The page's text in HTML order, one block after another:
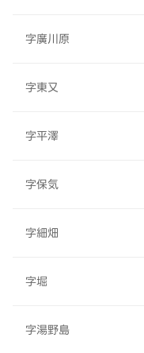
字廣川原
字東又
字平澤
字保気
字細畑
字堀
字湯野島